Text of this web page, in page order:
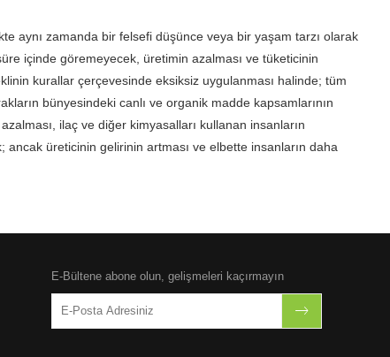
aynı zamanda bir felsefi düşünce veya bir yaşam tarzı olarak
içinde göremeyecek, üretimin azalması ve tüketicinin
kurallar çerçevesinde eksiksiz uygulanması halinde; tüm
bünyesindeki canlı ve organik madde kapsamlarının
ilaç ve diğer kimyasalları kullanan insanların
ancak üreticinin gelirinin artması ve elbette insanların daha
E-Bültene abone olun, gelişmeleri kaçırmayın